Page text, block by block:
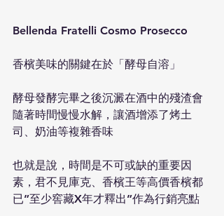
Bellenda Fratelli Cosmo Prosecco
香檳美味的關鍵在於「酵母自溶」
酵母發酵完畢之後沉澱在酒中的殘渣會
隨著時間慢慢水解，讓酒增添了烤土
司、奶油等複雜香味
也就是說，時間是不可或缺的重要因
素，君不見庫克、香檳王等高價香檳都
已”至少窖藏X年才釋出”作為行銷亮點